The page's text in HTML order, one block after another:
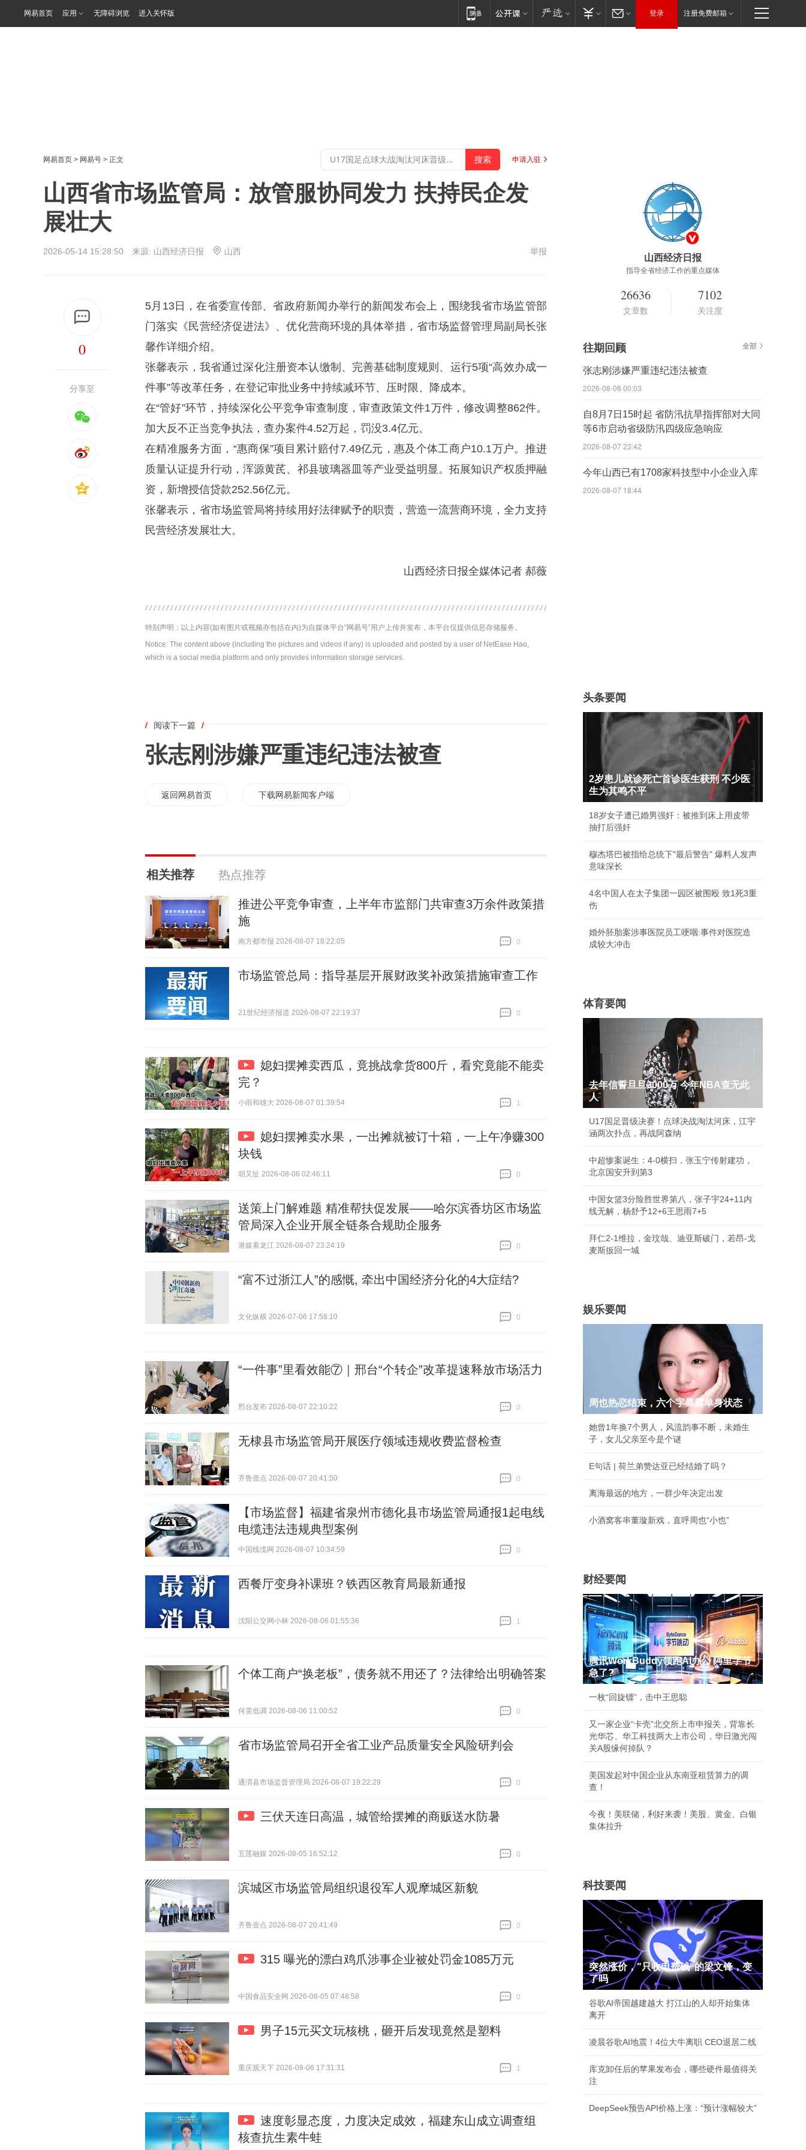
网易首页 应用 无障碍浏览 进入关怀版 登录 注册免费邮箱
网易首页 > 网易号 > 正文 申请入驻
山西省市场监管局：放管服协同发力 扶持民企发
展壮大
2026-05-14 15:28:50 来源: 山西经济日报 山西 举报
0
分享至
5月13日，在省委宣传部、省政府新闻办举行的新闻发布会上，围绕我省市场监管部
门落实《民营经济促进法》、优化营商环境的具体举措，省市场监督管理局副局长张
馨作详细介绍。
张馨表示，我省通过深化注册资本认缴制、完善基础制度规则、运行5项“高效办成一
件事”等改革任务，在登记审批业务中持续减环节、压时限、降成本。
在“管好”环节，持续深化公平竞争审查制度，审查政策文件1万件，修改调整862件。
加大反不正当竞争执法，查办案件4.52万起，罚没3.4亿元。
在精准服务方面，“惠商保”项目累计赔付7.49亿元，惠及个体工商户10.1万户。推进
质量认证提升行动，浑源黄芪、祁县玻璃器皿等产业受益明显。拓展知识产权质押融
资，新增授信贷款252.56亿元。
张馨表示，省市场监管局将持续用好法律赋予的职责，营造一流营商环境，全力支持
民营经济发展壮大。
山西经济日报全媒体记者 郝薇
特别声明：以上内容(如有图片或视频亦包括在内)为自媒体平台“网易号”用户上传并发布，本平台仅提供信息存储服务。
Notice: The content above (including the pictures and videos if any) is uploaded and posted by a user of NetEase Hao,
which is a social media platform and only provides information storage services.
/ 阅读下一篇 /
张志刚涉嫌严重违纪违法被查
返回网易首页 下载网易新闻客户端
相关推荐 热点推荐
推进公平竞争审查，上半年市监部门共审查3万余件政策措
施
南方都市报 2026-08-07 18:22:05
0
市场监管总局：指导基层开展财政奖补政策措施审查工作
21世纪经济报道 2026-08-07 22:19:37
0
媳妇摆摊卖西瓜，竟挑战拿货800斤，看究竟能不能卖
完？
小雨和雄大 2026-08-07 01:39:54
1
媳妇摆摊卖水果，一出摊就被订十箱，一上午净赚300
块钱
胡又扯 2026-08-06 02:46:11
0
送策上门解难题 精准帮扶促发展——哈尔滨香坊区市场监
管局深入企业开展全链条合规助企服务
港媒看龙江 2026-08-07 23:24:19
0
“富不过浙江人”的感慨, 牵出中国经济分化的4大症结?
文化纵横 2026-07-06 17:58:10
0
“一件事”里看效能⑦｜邢台“个转企”改革提速释放市场活力
邢台发布 2026-08-07 22:10:22
0
无棣县市场监管局开展医疗领域违规收费监督检查
齐鲁壹点 2026-08-07 20:41:50
0
【市场监督】福建省泉州市德化县市场监管局通报1起电线
电缆违法违规典型案例
中国线缆网 2026-08-07 10:34:59
0
西餐厅变身补课班？铁西区教育局最新通报
沈阳公交网小林 2026-08-06 01:55:36
1
个体工商户“换老板”，债务就不用还了？法律给出明确答案
何需低调 2026-08-06 11:00:52
0
省市场监管局召开全省工业产品质量安全风险研判会
通渭县市场监督管理局 2026-08-07 19:22:29
0
三伏天连日高温，城管给摆摊的商贩送水防暑
五莲融媒 2026-08-05 16:52:12
0
滨城区市场监管局组织退役军人观摩城区新貌
齐鲁壹点 2026-08-07 20:41:49
0
315 曝光的漂白鸡爪涉事企业被处罚金1085万元
中国食品安全网 2026-08-05 07:48:58
0
男子15元买文玩核桃，砸开后发现竟然是塑料
重庆观天下 2026-08-06 17:31:31
1
速度彰显态度，力度决定成效，福建东山成立调查组
核查抗生素牛蛙
山西经济日报
指导全省经济工作的重点媒体
26636
文章数
7102
关注度
往期回顾 全部
张志刚涉嫌严重违纪违法被查
2026-08-08 00:03
自8月7日15时起 省防汛抗旱指挥部对大同
等6市启动省级防汛四级应急响应
2026-08-07 23:42
今年山西已有1708家科技型中小企业入库
2026-08-07 18:44
头条要闻
2岁患儿就诊死亡首诊医生获刑 不少医
生为其鸣不平
18岁女子遭已婚男强奸：被推到床上用皮带
抽打后强奸
穆杰塔巴被指给总统下"最后警告" 爆料人发声
意味深长
4名中国人在太子集团一园区被围殴 致1死3重
伤
婚外胚胎案涉事医院员工哽咽:事件对医院造
成较大冲击
体育要闻
去年信誓旦旦3000万 今年NBA查无此
人
U17国足晋级决赛！点球决战淘汰河床，江宇
涵两次扑点，再战阿森纳
中超惨案诞生：4-0横扫，张玉宁传射建功，
北京国安升到第3
中国女篮3分险胜世界第八，张子宇24+11内
线无解，杨舒予12+6王思雨7+5
拜仁2-1维拉，金玟哉、迪亚斯破门，若昂-戈
麦斯扳回一城
娱乐要闻
周也热恋结束，六个字暴露单身状态
她曾1年换7个男人，风流韵事不断，未婚生
子，女儿父亲至今是个谜
E句话 | 荷兰弟赞达亚已经结婚了吗？
离海最远的地方，一群少年决定出发
小酒窝客串董璇新戏，直呼周也“小也”
财经要闻
腾讯WorkBuddy领跑AI办公 阿里字节
急了?
一枚“回旋镖”，击中王思聪
又一家企业“卡壳”北交所上市申报关，背靠长
光华芯、华工科技两大上市公司，华日激光闯
关A股缘何掉队？
美国发起对中国企业从东南亚租赁算力的调
查！
今夜！美联储，利好来袭！美股、黄金、白银
集体拉升
科技要闻
突然涨价，"只收电费钱"的梁文锋，变
了吗
谷歌AI帝国越建越大 打江山的人却开始集体
离开
凌晨谷歌AI地震！4位大牛离职 CEO退居二线
库克卸任后的苹果发布会，哪些硬件最值得关
注
DeepSeek预告API价格上涨：“预计涨幅较大”